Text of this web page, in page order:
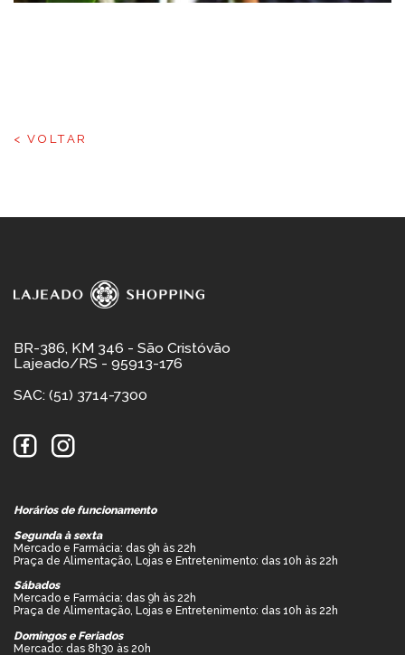
< VOLTAR
BR-386, KM 346 - São Cristóvão
Lajeado/RS - 95913-176
SAC: (51) 3714-7300
Horários de funcionamento
Segunda à sexta
Mercado e Farmácia: das 9h às 22h
Praça de Alimentação, Lojas e Entretenimento: das 10h às 22h
Sábados
Mercado e Farmácia: das 9h às 22h
Praça de Alimentação, Lojas e Entretenimento: das 10h às 22h
Domingos e Feriados
Mercado: das 8h30 às 20h